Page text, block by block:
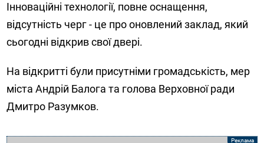
Інноваційні технології, повне оснащення,
відсутність черг - це про оновлений заклад, який
сьогодні відкрив свої двері.
На відкритті були присутніми громадськість, мер
міста Андрій Балога та голова Верховної ради
Дмитро Разумков.